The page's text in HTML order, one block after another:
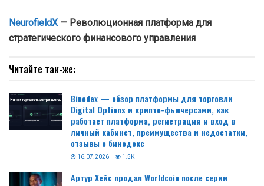
NeurofieldX— Революционная платформа для
стратегического финансового управления
Читайте так-же:
Binodex — обзор платформы для торговли
Digital Options и крипто-фьючерсами, как
работает платформа, регистрация и вход в
личный кабинет, преимущества и недостатки,
отзывы о бинодекс
16.07.2026 1.5K
Артур Хейс продал Worldcoin после серии